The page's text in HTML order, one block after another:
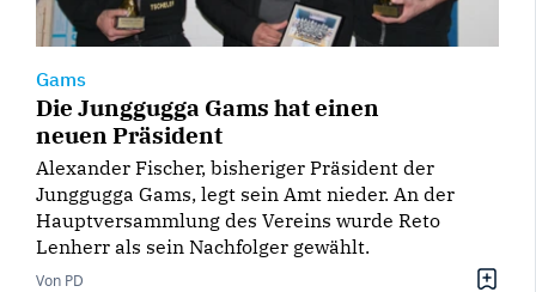
Gams
Die Junggugga Gams hat einen
neuen Präsident
Alexander Fischer, bisheriger Präsident der
Junggugga Gams, legt sein Amt nieder. An der
Hauptversammlung des Vereins wurde Reto
Lenherr als sein Nachfolger gewählt.
Von PD